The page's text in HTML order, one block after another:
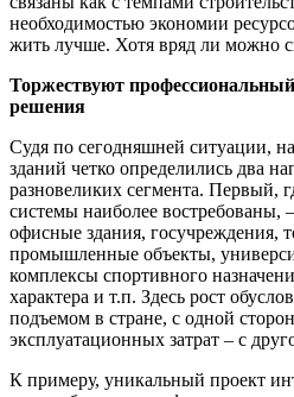
необходимостью экономии
жить лучше. Хотя вряд ли можно
Торжествуют
решения
Судя по сегодняшней ситуации,
зданий четко определились два
разновеликих сегмента. Первый,
системы наиболее востребованы,
офисные здания, госучреждения,
промышленные объекты,
комплексы спортивного
характера и т.п. Здесь рост
подъемом в стране, с одной
эксплуатационных затрат – с
К примеру, уникальный проект